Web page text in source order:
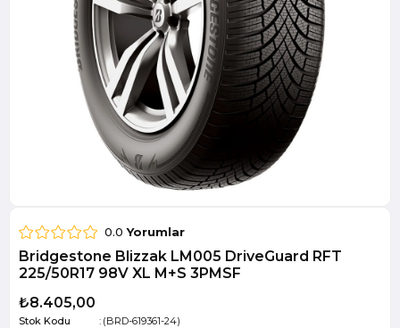
0.0 Yorumlar
Bridgestone Blizzak LM005 DriveGuard RFT
225/50R17 98V XL M+S 3PMSF
₺8.405,00
Stok Kodu
(BRD-619361-24)